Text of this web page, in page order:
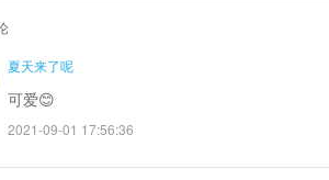
夏天来了呢
可爱😊
2021-09-01 17:56:36